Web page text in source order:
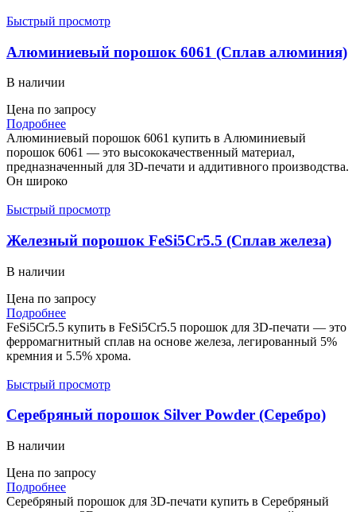
Быстрый просмотр
Алюминиевый порошок 6061 (Сплав алюминия)
В наличии
Цена по запросу
Подробнее
Алюминиевый порошок 6061 купить в Алюминиевый
порошок 6061 — это высококачественный материал,
предназначенный для 3D-печати и аддитивного производства.
Он широко
Быстрый просмотр
Железный порошок FeSi5Cr5.5 (Сплав железа)
В наличии
Цена по запросу
Подробнее
FeSi5Cr5.5 купить в FeSi5Cr5.5 порошок для 3D-печати — это
ферромагнитный сплав на основе железа, легированный 5%
кремния и 5.5% хрома.
Быстрый просмотр
Серебряный порошок Silver Powder (Серебро)
В наличии
Цена по запросу
Подробнее
Серебряный порошок для 3D-печати купить в Серебряный